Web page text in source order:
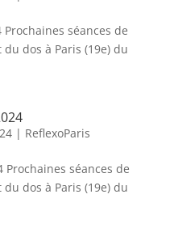
séances de
dos à Paris (19e) du
| ReflexoParis
Prochaines séances de
dos à Paris (19e) du